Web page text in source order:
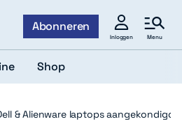
Abonneren
Inloggen Menu
Shop
& Alienware laptops aangekondigd